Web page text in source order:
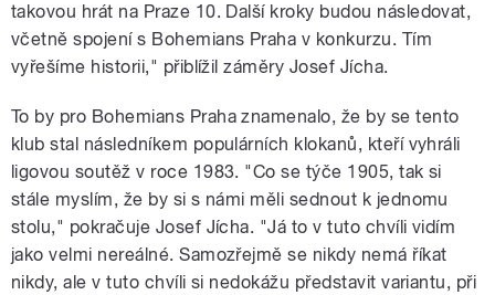
takovou hrát na Praze 10. Další kroky budou následovat,
včetně spojení s Bohemians Praha v konkurzu. Tím
vyřešíme historii," přiblížil záměry Josef Jícha.
To by pro Bohemians Praha znamenalo, že by se tento
klub stal následníkem populárních klokanů, kteří vyhráli
ligovou soutěž v roce 1983. "Co se týče 1905, tak si
stále myslím, že by si s námi měli sednout k jednomu
stolu," pokračuje Josef Jícha. "Já to v tuto chvíli vidím
jako velmi nereálné. Samozřejmě se nikdy nemá říkat
nikdy, ale v tuto chvíli si nedokážu představit variantu, při